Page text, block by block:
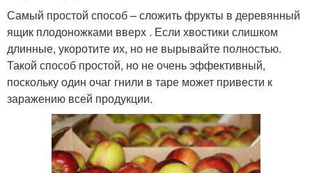
Самый простой способ – сложить фрукты в деревянный
ящик плодоножками вверх . Если хвостики слишком
длинные, укоротите их, но не вырывайте полностью.
Такой способ простой, но не очень эффективный,
поскольку один очаг гнили в таре может привести к
заражению всей продукции.